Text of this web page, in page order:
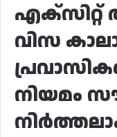
എക്സിറ്റ്
വിസ
നിയമം